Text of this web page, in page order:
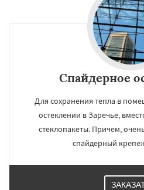
Спайдерное
Для сохранения тепла в
остеклении в Заречье,
стеклопакеты. Причем,
спайдерный